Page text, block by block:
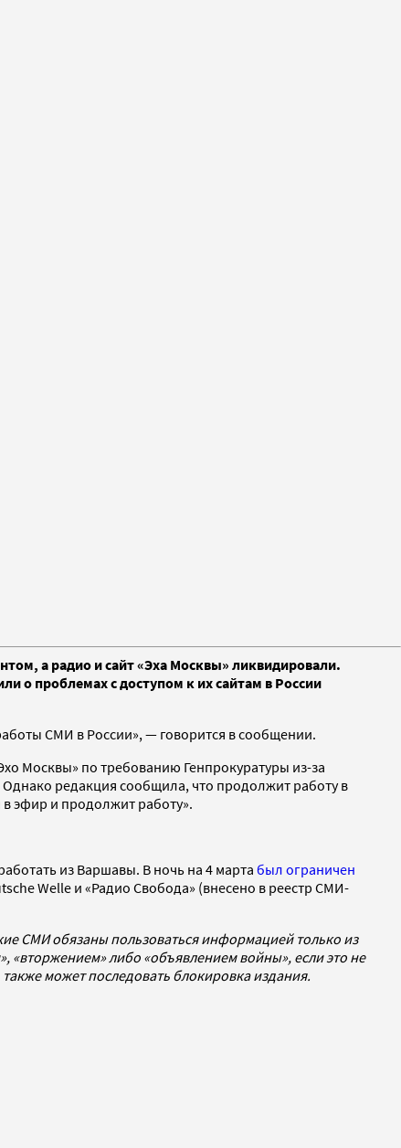
а радио и сайт «Эха Москвы» ликвидировали.
о проблемах с доступом к их сайтам в России
СМИ в России», — говорится в сообщении.
Москвы» по требованию Генпрокуратуры из-за
редакция сообщила, что продолжит работу в
в эфир и продолжит работу».
из Варшавы. В ночь на 4 марта был ограничен
Welle и «Радио Свобода» (внесено в реестр СМИ-
СМИ обязаны пользоваться информацией только из
либо «объявлением войны», если это не
может последовать блокировка издания.